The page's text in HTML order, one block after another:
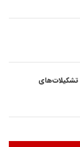
تشکیلات‌های